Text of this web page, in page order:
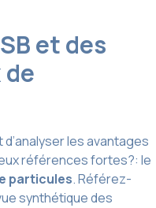
et des
les avantages
références fortes?: le
particules. Référez-
synthétique des